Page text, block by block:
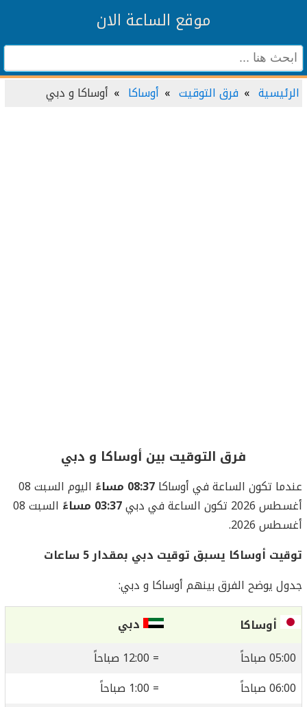
موقع الساعة الان
الرئيسية فرق التوقيت أوساكا أوساكا و دبي
فرق التوقيت بين أوساكا و دبي
عندما تكون الساعة في أوساكا08:37 مساءً
اليوم السبت 08
أغسطس 2026 تكون الساعة في دبي
03:37 مساءً
السبت 08
أغسطس 2026.
توقيت أوساكا يسبق توقيت دبي بمقدار 5 ساعات
جدول يوضح الفرق بينهم أوساكا و دبي:
أوساكا
دبي
05:00 صباحاً
= 12:00 صباحاً
06:00 صباحاً
= 1:00 صباحاً